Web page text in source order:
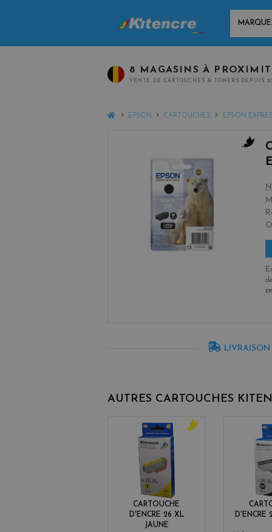
8 MAGASINS À
VENTE DE CARTOUCHES & TONERS DEPUIS
HOMEEPSON CARTOUCHES EPSON
LIVRAISON
AUTRES CARTOUCHES
CARTOUCHE
D'ENCRE 26 XL
JAUNE
D'ENCRE